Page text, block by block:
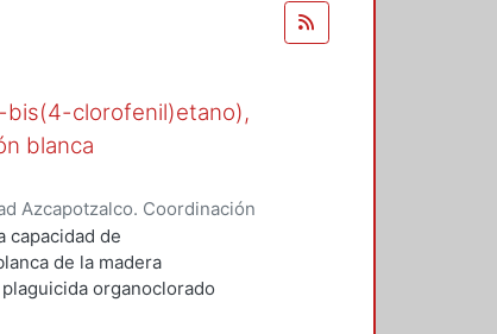
bis(4-clorofenil)etano),
blanca
Azcapotzalco. Coordinación
del Rocío
capacidad de
de la madera
organoclorado